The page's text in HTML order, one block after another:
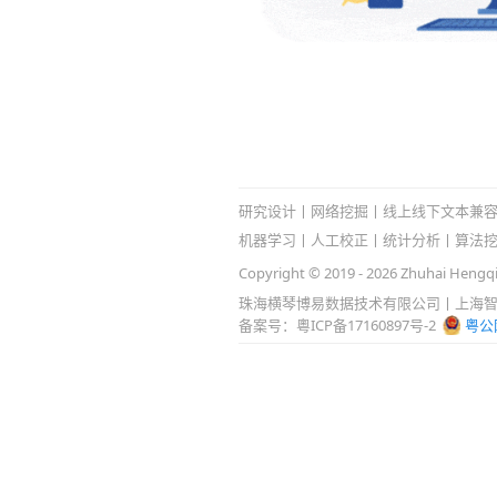
研究设计 丨 网络挖掘 丨 线上线下文本兼
机器学习丨人工校正丨统计分析丨算法
Copyright © 2019 -2026Zhuhai
珠海横琴博易数据技术有限公司丨上海
备案号：粵ICP备17160897号-2
粤公